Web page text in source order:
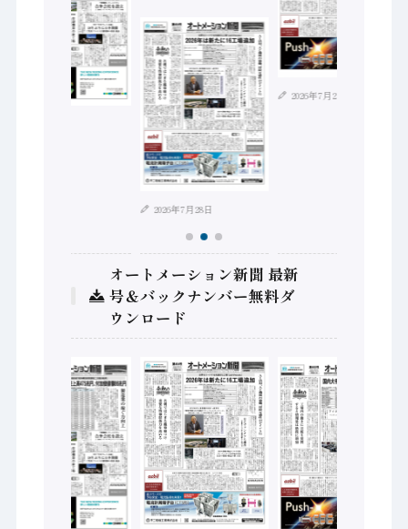
2026年7月28日
2026年7月21日
オートメーション新聞 最新
号＆バックナンバー無料ダ
ウンロード